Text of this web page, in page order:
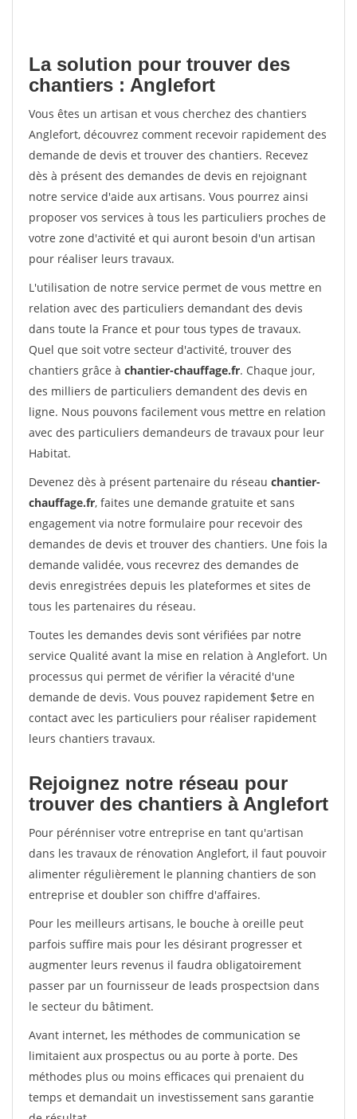
La solution pour trouver des
chantiers : Anglefort
Vous êtes un artisan et vous cherchez des chantiers
Anglefort, découvrez comment recevoir rapidement des
demande de devis et trouver des chantiers. Recevez
dès à présent des demandes de devis en rejoignant
notre service d'aide aux artisans. Vous pourrez ainsi
proposer vos services à tous les particuliers proches de
votre zone d'activité et qui auront besoin d'un artisan
pour réaliser leurs travaux.
L'utilisation de notre service permet de vous mettre en
relation avec des particuliers demandant des devis
dans toute la France et pour tous types de travaux.
Quel que soit votre secteur d'activité, trouver des
chantiers grâce à chantier-chauffage.fr. Chaque jour,
des milliers de particuliers demandent des devis en
ligne. Nous pouvons facilement vous mettre en relation
avec des particuliers demandeurs de travaux pour leur
Habitat.
Devenez dès à présent partenaire du réseau chantier-
chauffage.fr, faites une demande gratuite et sans
engagement via notre formulaire pour recevoir des
demandes de devis et trouver des chantiers. Une fois la
demande validée, vous recevrez des demandes de
devis enregistrées depuis les plateformes et sites de
tous les partenaires du réseau.
Toutes les demandes devis sont vérifiées par notre
service Qualité avant la mise en relation à Anglefort. Un
processus qui permet de vérifier la véracité d'une
demande de devis. Vous pouvez rapidement $etre en
contact avec les particuliers pour réaliser rapidement
leurs chantiers travaux.
Rejoignez notre réseau pour
trouver des chantiers à Anglefort
Pour pérénniser votre entreprise en tant qu'artisan
dans les travaux de rénovation Anglefort, il faut pouvoir
alimenter régulièrement le planning chantiers de son
entreprise et doubler son chiffre d'affaires.
Pour les meilleurs artisans, le bouche à oreille peut
parfois suffire mais pour les désirant progresser et
augmenter leurs revenus il faudra obligatoirement
passer par un fournisseur de leads prospectsion dans
le secteur du bâtiment.
Avant internet, les méthodes de communication se
limitaient aux prospectus ou au porte à porte. Des
méthodes plus ou moins efficaces qui prenaient du
temps et demandait un investissement sans garantie